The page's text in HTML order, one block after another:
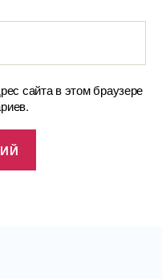
сайта в этом браузере